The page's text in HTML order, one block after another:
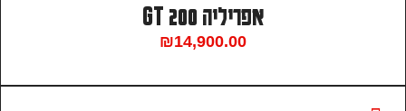
אפריליה 200 GT
₪14,900.00